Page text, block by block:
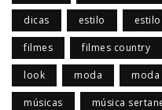
dicas estilo
filmes filmes country
look moda
músicas música